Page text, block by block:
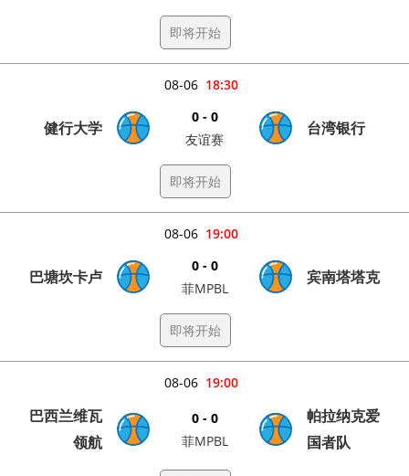
即将开始
18:30
08-06
健行大学
0 - 0
友谊赛
台湾银行
即将开始
19:00
08-06
巴塘坎卡卢
0 - 0
菲MPBL
宾南塔塔克
即将开始
19:00
08-06
巴西兰维瓦
领航
0 - 0
菲MPBL
帕拉纳克爱
国者队